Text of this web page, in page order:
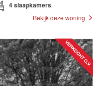
4 slaapkamers
Bekijk deze woning